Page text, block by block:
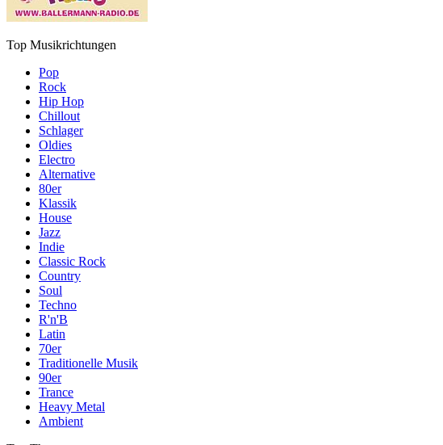
Top Musikrichtungen
Pop
Rock
Hip Hop
Chillout
Schlager
Oldies
Electro
Alternative
80er
Klassik
House
Jazz
Indie
Classic Rock
Country
Soul
Techno
R'n'B
Latin
70er
Traditionelle Musik
90er
Trance
Heavy Metal
Ambient